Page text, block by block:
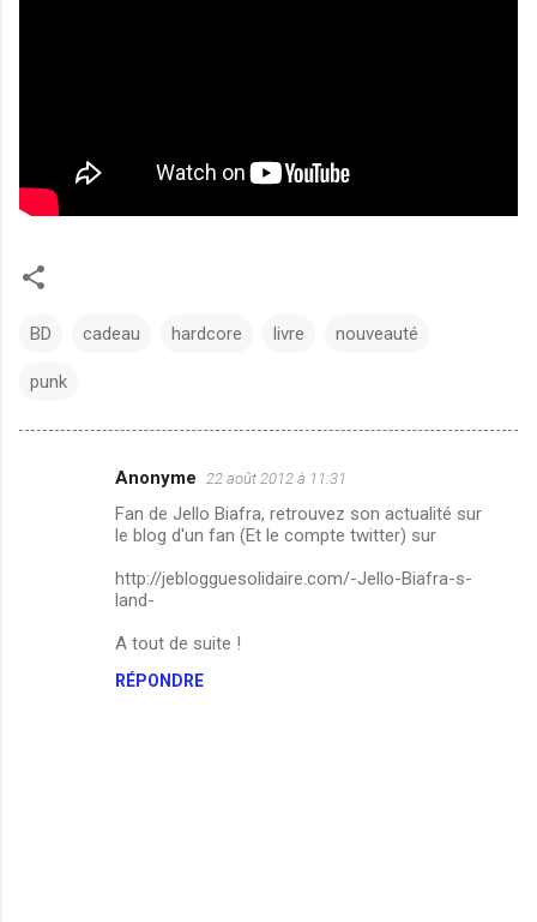
BD cadeau hardcore livre nouveauté
punk
Anonyme 22 août 2012 à 11:31
Fan de Jello Biafra, retrouvez son actualité sur
le blog d'un fan (Et le compte twitter) sur
http://jeblogguesolidaire.com/-Jello-Biafra-s-
land-
A tout de suite !
RÉPONDRE